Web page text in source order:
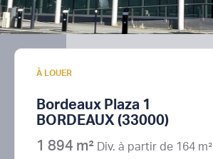
À LOUER
Bordeaux Plaza 1
BORDEAUX (33000)
1 894 m² Div. à partir de 164 m²